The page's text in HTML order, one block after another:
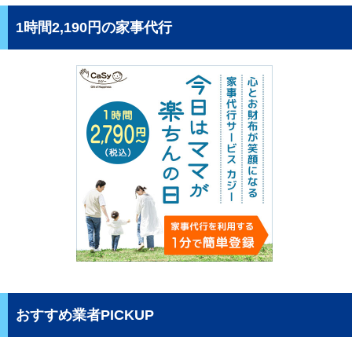
1時間2,190円の家事代行
おすすめ業者PICKUP